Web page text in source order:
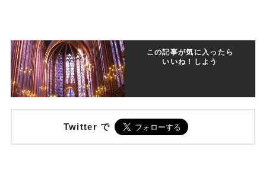
この記事が気に入ったら
いいね！しよう
Twitter で